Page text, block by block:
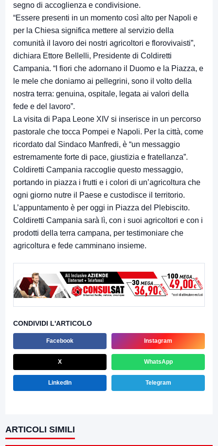
segno di accoglienza e condivisione.
“Essere presenti in un momento così alto per Napoli e
per la Chiesa significa mettere al servizio della
comunità il lavoro dei nostri agricoltori e florovivaisti”,
dichiara Ettore Bellelli, Presidente di Coldiretti
Campania. “I fiori che adornano il Duomo e la Piazza, e
le mele che doniamo ai pellegrini, sono il volto della
nostra terra: genuina, ospitale, legata ai valori della
fede e del lavoro”.
La visita di Papa Leone XIV si inserisce in un percorso
pastorale che tocca Pompei e Napoli. Per la città, come
ricordato dal Sindaco Manfredi, è “un messaggio
estremamente forte di pace, giustizia e fratellanza”.
Coldiretti Campania raccoglie questo messaggio,
portando in piazza i frutti e i colori di un’agricoltura che
ogni giorno nutre il Paese e custodisce il territorio.
L’appuntamento è per oggi in Piazza del Plebiscito.
Coldiretti Campania sarà lì, con i suoi agricoltori e con i
prodotti della terra campana, per testimoniare che
agricoltura e fede camminano insieme.
CONDIVIDI L'ARTICOLO
Facebook Instagram
X WhatsApp
LinkedIn Telegram
ARTICOLI SIMILI